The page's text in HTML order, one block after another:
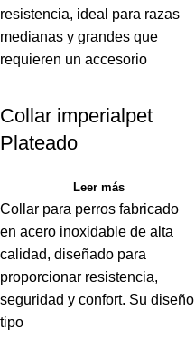
resistencia, ideal para razas
medianas y grandes que
requieren un accesorio
Collar imperialpet
Plateado
Leer más
Collar para perros fabricado
en acero inoxidable de alta
calidad, diseñado para
proporcionar resistencia,
seguridad y confort. Su diseño
tipo